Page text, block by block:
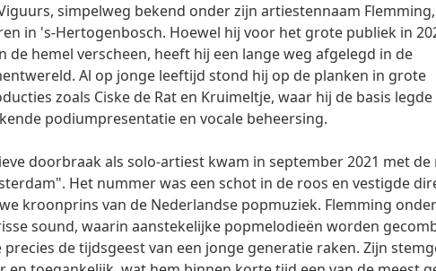
simpelweg bekend onder zijn artiestennaam
in 's-Hertogenbosch. Hoewel hij voor het grote publiek in
de hemel verscheen, heeft hij een lange weg afgelegd in de
Al op jonge leeftijd stond hij op de planken in grote
zoals Ciske de Rat en Kruimeltje, waar hij de basis
podiumpresentatie en vocale beheersing.
doorbraak als solo-artiest kwam in september 2021 met de
Het nummer was een schot in de roos en vestigde
kroonprins van de Nederlandse popmuziek. Flemming
sound, waarin aanstekelijke popmelodieën worden
de tijdsgeest van een jonge generatie raken. Zijn